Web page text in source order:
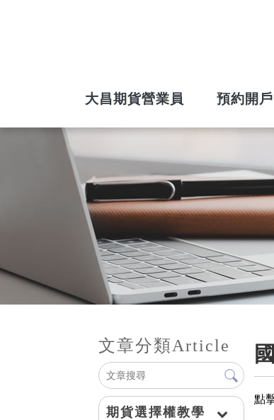
大昌期貨營業員 預約開戶
文章分類Article
期貨選擇權教學
點